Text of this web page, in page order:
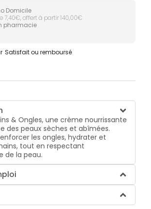
Domicile
7,40€, offert à partir 140,00€
pharmacie
Satisfait ou remboursé
& Ongles, une crème nourrissante
des peaux sèches et abîmées.
les ongles, hydrater et
tout en respectant
de la peau.